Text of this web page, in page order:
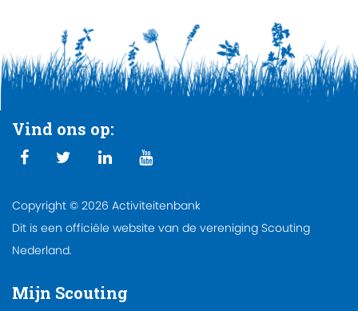
Vind ons op:
Copyright © 2026 Activiteitenbank
Dit is een officiële website van de vereniging Scouting
Nederland.
Mijn Scouting